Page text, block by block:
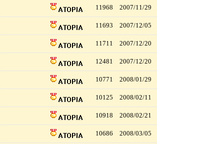
11968 2007/11/29
11693 2007/12/05
11711 2007/12/20
12481 2007/12/20
10771 2008/01/29
10125 2008/02/11
10918 2008/02/21
10686 2008/03/05